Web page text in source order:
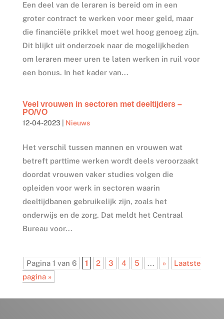
Een deel van de leraren is bereid om in een
groter contract te werken voor meer geld, maar
die financiële prikkel moet wel hoog genoeg zijn.
Dit blijkt uit onderzoek naar de mogelijkheden
om leraren meer uren te laten werken in ruil voor
een bonus. In het kader van...
Veel vrouwen in sectoren met deeltijders –
PO/VO
12-04-2023| Nieuws
Het verschil tussen mannen en vrouwen wat
betreft parttime werken wordt deels veroorzaakt
doordat vrouwen vaker studies volgen die
opleiden voor werk in sectoren waarin
deeltijdbanen gebruikelijk zijn, zoals het
onderwijs en de zorg. Dat meldt het Centraal
Bureau voor...
Pagina 1 van 6 1 2 3 4 5 ... »
Laatste
pagina »